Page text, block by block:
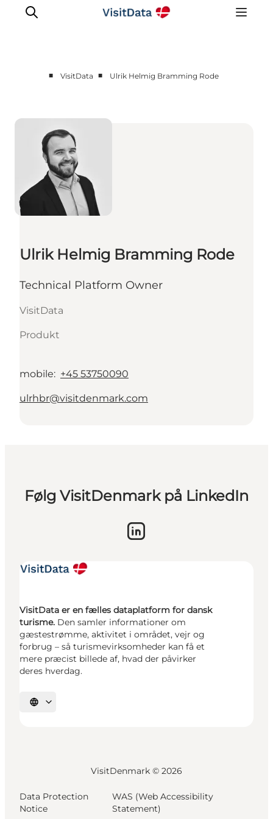
Nyheder
Kom på VisitData
Få mere ud af VisitData
■ VisitData ■ Ulrik Helmig Bramming Rode
Ulrik Helmig Bramming Rode
Technical Platform Owner
VisitData
Produkt
mobile: +45 53750090
ulrhbr@visitdenmark.com
Følg VisitDenmark på LinkedIn
VisitData er en fælles dataplatform for dansk
turisme. Den samler informationer om
gæstestrømme, aktivitet i området, vejr og
forbrug – så turismevirksomheder kan få et
mere præcist billede af, hvad der påvirker
deres hverdag.
Vælg sprog
VisitDenmark © 2026
Data Protection
Notice
WAS (Web Accessibility
Statement)